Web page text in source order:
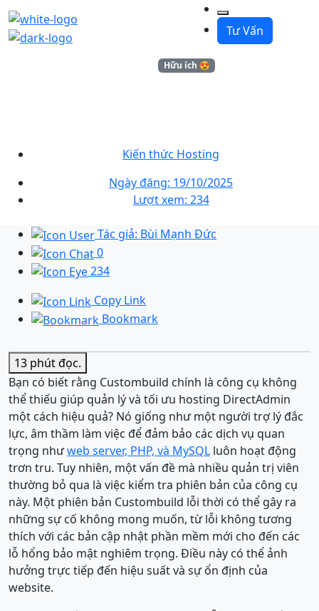
Tư Vấn
Hữu ích 😍
Kiến thức Hosting
Ngày đăng: 19/10/2025
Lượt xem: 234
Tác giả: Bùi Mạnh Đức
0
234
Copy Link
Bookmark
13 phútđọc.
Bạn có biết rằng Custombuild chính là công cụ không
thể thiếu giúp quản lý và tối ưu hosting DirectAdmin
một cách hiệu quả? Nó giống như một người trợ lý đắc
lực, âm thầm làm việc để đảm bảo các dịch vụ quan
trọng nhưweb server, PHP, và MySQL luôn hoạt động
trơn tru. Tuy nhiên, một vấn đề mà nhiều quản trị viên
thường bỏ qua là việc kiểm tra phiên bản của công cụ
này. Một phiên bản Custombuild lỗi thời có thể gây ra
những sự cố không mong muốn, từ lỗi không tương
thích với các bản cập nhật phần mềm mới cho đến các
lỗ hổng bảo mật nghiêm trọng. Điều này có thể ảnh
hưởng trực tiếp đến hiệu suất và sự ổn định của
website.